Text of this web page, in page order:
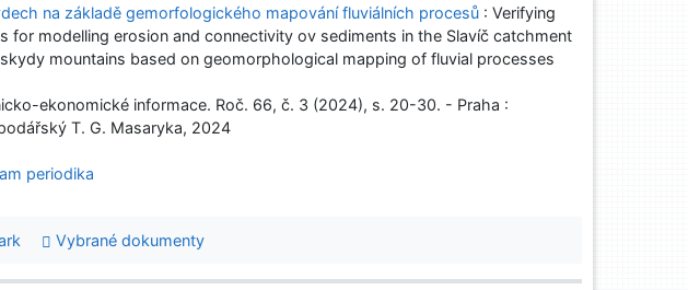
na základě gemorfologického mapování fluviálních procesů : Verifying
for modelling erosion and connectivity ov sediments in the Slavíč catchment
mountains based on geomorphological mapping of fluvial processes
ekonomické informace. Roč. 66, č. 3 (2024), s. 20-30. - Praha :
T. G. Masaryka, 2024
periodika
Vybrané dokumenty